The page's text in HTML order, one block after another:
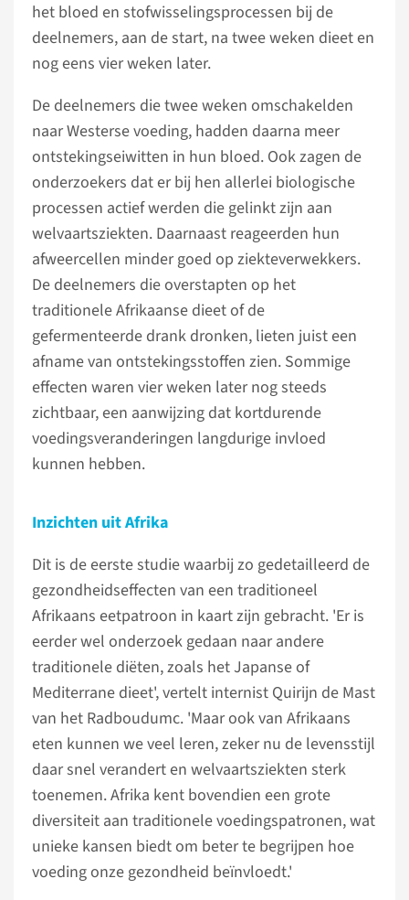
het bloed en stofwisselingsprocessen bij de
deelnemers, aan de start, na twee weken dieet en
nog eens vier weken later.
De deelnemers die twee weken omschakelden
naar Westerse voeding, hadden daarna meer
ontstekingseiwitten in hun bloed. Ook zagen de
onderzoekers dat er bij hen allerlei biologische
processen actief werden die gelinkt zijn aan
welvaartsziekten. Daarnaast reageerden hun
afweercellen minder goed op ziekteverwekkers.
De deelnemers die overstapten op het
traditionele Afrikaanse dieet of de
gefermenteerde drank dronken, lieten juist een
afname van ontstekingsstoffen zien. Sommige
effecten waren vier weken later nog steeds
zichtbaar, een aanwijzing dat kortdurende
voedingsveranderingen langdurige invloed
kunnen hebben.
Inzichten uit Afrika
Dit is de eerste studie waarbij zo gedetailleerd de
gezondheidseffecten van een traditioneel
Afrikaans eetpatroon in kaart zijn gebracht. 'Er is
eerder wel onderzoek gedaan naar andere
traditionele diëten, zoals het Japanse of
Mediterrane dieet', vertelt internist Quirijn de Mast
van het Radboudumc. 'Maar ook van Afrikaans
eten kunnen we veel leren, zeker nu de levensstijl
daar snel verandert en welvaartsziekten sterk
toenemen. Afrika kent bovendien een grote
diversiteit aan traditionele voedingspatronen, wat
unieke kansen biedt om beter te begrijpen hoe
voeding onze gezondheid beïnvloedt.'